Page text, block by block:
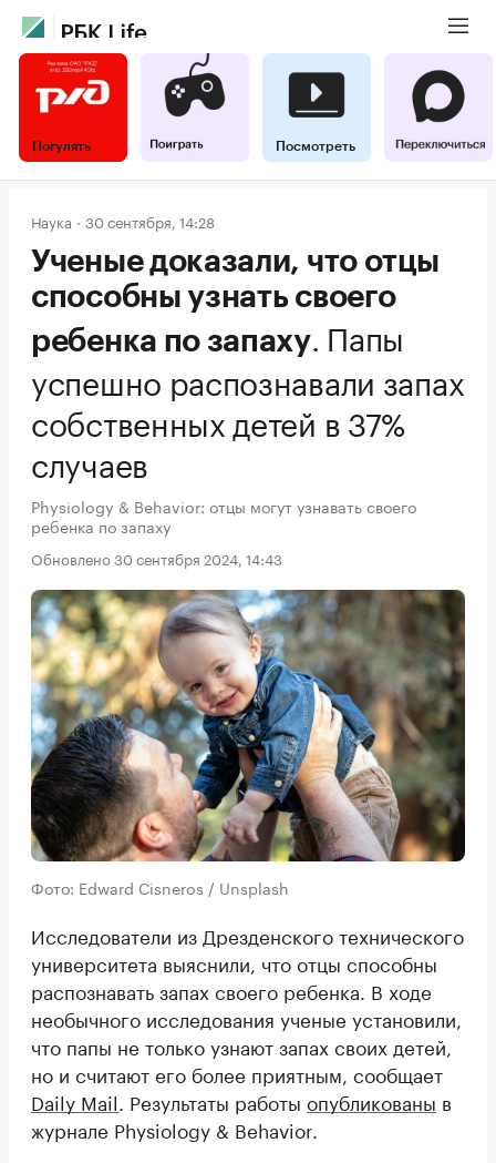
Погулять Посмотреть
Наука 30 сентября, 14:28
Ученые доказали, что отцы
способны узнать своего
ребенка по запаху. Папы
успешно распознавали запах
собственных детей в 37%
случаев
Physiology & Behavior: отцы могут узнавать своего
ребенка по запаху
Обновлено 30 сентября 2024, 14:43
Фото: Edward Cisneros / Unsplash
Исследователи из Дрезденского технического
университета выяснили, что отцы способны
распознавать запах своего ребенка. В ходе
необычного исследования ученые установили,
что папы не только узнают запах своих детей,
но и считают его более приятным, сообщает
Daily Mail . Результаты работы опубликованы в
журнале Physiology & Behavior.